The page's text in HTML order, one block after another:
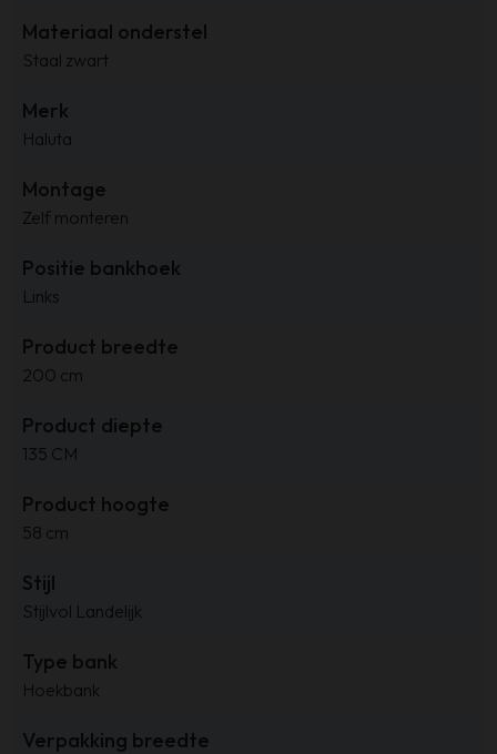
Materiaal onderstel
Staal zwart
Merk
Haluta
Montage
Zelf monteren
Positie bankhoek
Links
Product breedte
200 cm
Product diepte
135 CM
Product hoogte
58 cm
Stijl
Stijlvol Landelijk
Type bank
Hoekbank
Verpakking breedte